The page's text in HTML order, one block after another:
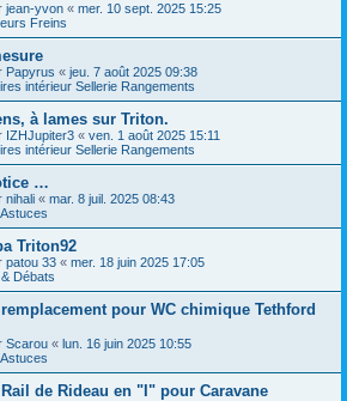
jean-yvon « mer. 10 sept. 2025 15:25
Freins
Papyrus « jeu. 7 août 2025 09:38
intérieur Sellerie Rangements
à lames sur Triton.
IZHJupiter3 « ven. 1 août 2025 15:11
intérieur Sellerie Rangements
…
nihali « mar. 8 juil. 2025 08:43
Triton92
patou 33 « mer. 18 juin 2025 17:05
Débats
pour WC chimique Tethford
Scarou « lun. 16 juin 2025 10:55
de Rideau en "I" pour Caravane